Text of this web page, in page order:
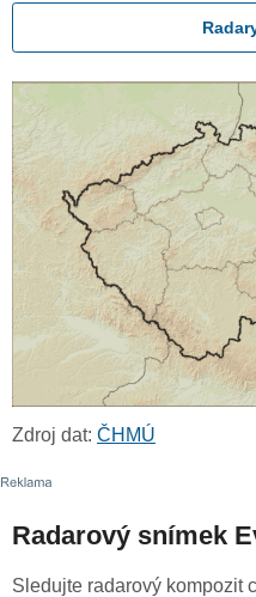
Zdroj dat: ČHMÚ
Radarový snímek
Sledujte radarový kompozit